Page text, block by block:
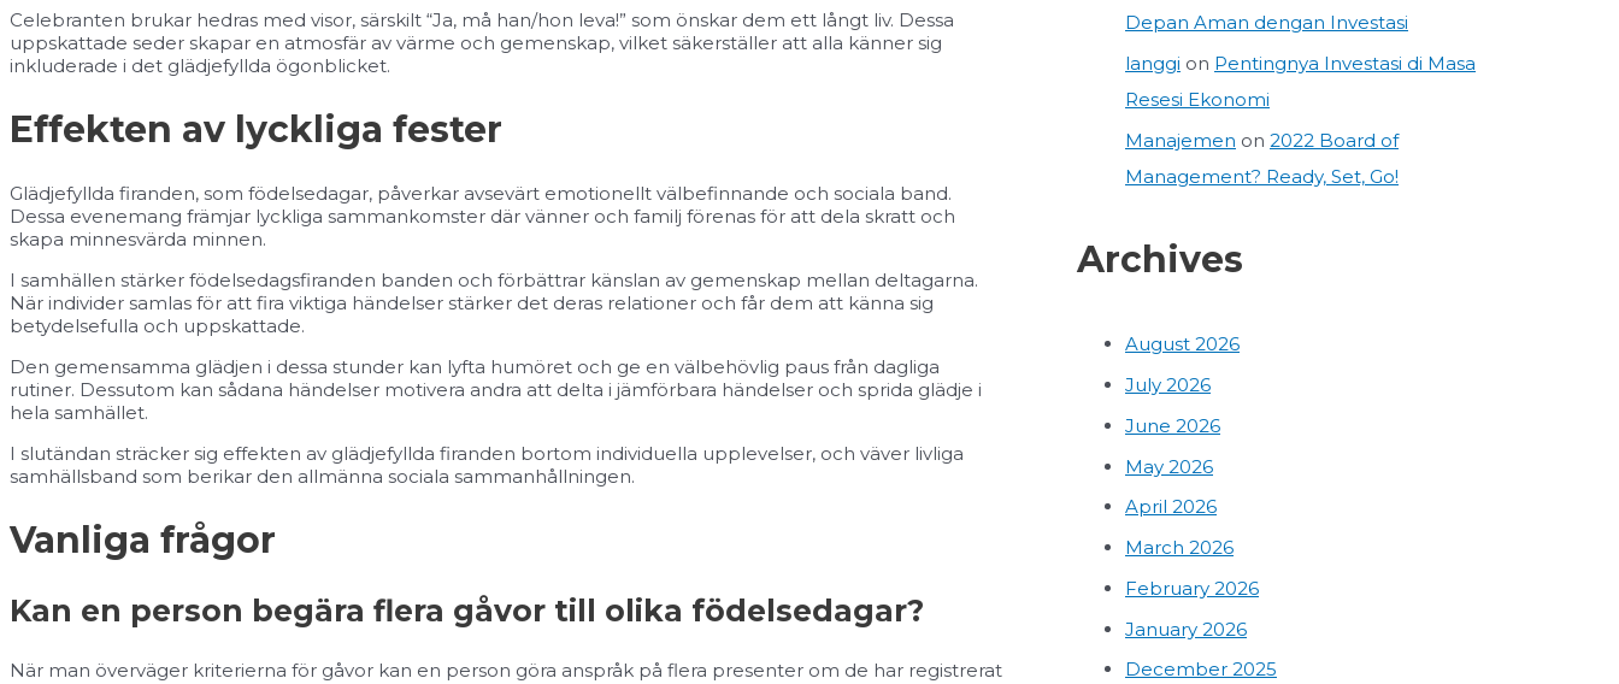
Celebranten brukar hedras med visor, särskilt “Ja, må han/hon leva!” som önskar dem ett långt liv. Dessa
uppskattade seder skapar en atmosfär av värme och gemenskap, vilket säkerställer att alla känner sig
inkluderade i det glädjefyllda ögonblicket.
Effekten av lyckliga fester
Glädjefyllda firanden, som födelsedagar, påverkar avsevärt emotionellt välbefinnande och sociala band.
Dessa evenemang främjar lyckliga sammankomster där vänner och familj förenas för att dela skratt och
skapa minnesvärda minnen.
I samhällen stärker födelsedagsfiranden banden och förbättrar känslan av gemenskap mellan deltagarna.
När individer samlas för att fira viktiga händelser stärker det deras relationer och får dem att känna sig
betydelsefulla och uppskattade.
Den gemensamma glädjen i dessa stunder kan lyfta humöret och ge en välbehövlig paus från dagliga
rutiner. Dessutom kan sådana händelser motivera andra att delta i jämförbara händelser och sprida glädje i
hela samhället.
I slutändan sträcker sig effekten av glädjefyllda firanden bortom individuella upplevelser, och väver livliga
samhällsband som berikar den allmänna sociala sammanhållningen.
Vanliga frågor
Kan en person begära flera gåvor till olika födelsedagar?
När man överväger kriterierna för gåvor kan en person göra anspråk på flera presenter om de har registrerat
Depan Aman dengan Investasi
langgi on Pentingnya Investasi di Masa
Resesi Ekonomi
Manajemen on 2022 Board of
Management? Ready, Set, Go!
Archives
August 2026
July 2026
June 2026
May 2026
April 2026
March 2026
February 2026
January 2026
December 2025